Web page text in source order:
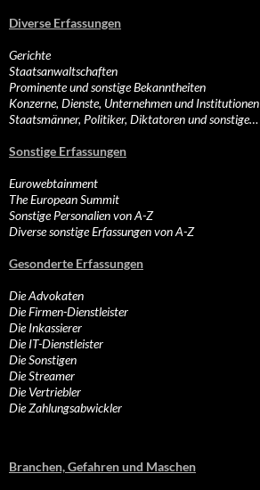
Diverse Erfassungen
Gerichte
Staatsanwaltschaften
Prominente und sonstige Bekanntheiten
Konzerne, Dienste, Unternehmen und Institutionen
Staatsmänner, Politiker, Diktatoren und sonstige…
Sonstige Erfassungen
Eurowebtainment
The European Summit
Sonstige Personalien von A-Z
Diverse sonstige Erfassungen von A-Z
Gesonderte Erfassungen
Die Advokaten
Die Firmen-Dienstleister
Die Inkassierer
Die IT-Dienstleister
Die Sonstigen
Die Streamer
Die Vertriebler
Die Zahlungsabwickler
Branchen, Gefahren und Maschen